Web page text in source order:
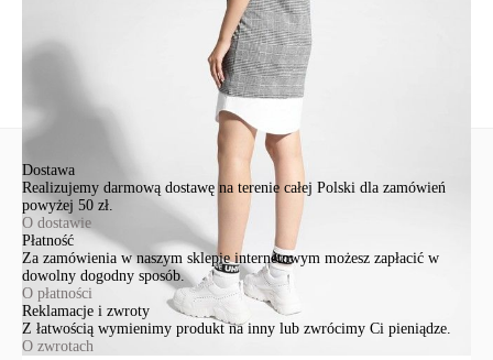
Dostawa
Realizujemy darmową dostawę na terenie całej Polski dla zamówień
powyżej 50 zł.
O dostawie
Płatność
Za zamówienia w naszym sklepie internetowym możesz zapłacić w
dowolny dogodny sposób.
O płatności
Reklamacje i zwroty
Z łatwością wymienimy produkt na inny lub zwrócimy Ci pieniądze.
O zwrotach